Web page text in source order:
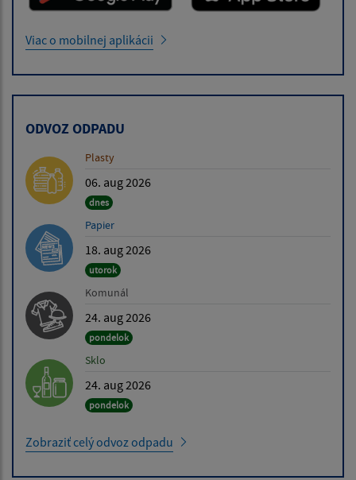
Viac o mobilnej aplikácii
ODVOZ ODPADU
Plasty
06. aug 2026
dnes
Papier
18. aug 2026
utorok
Komunál
24. aug 2026
pondelok
Sklo
24. aug 2026
pondelok
Zobraziť celý odvoz odpadu